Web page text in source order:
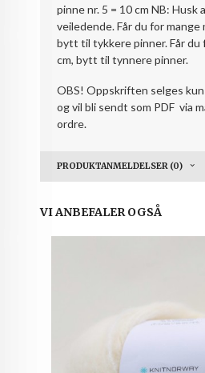
pinne nr. 5 = 10 cm NB: Husk
veiledende. Får du for mange
bytt til tykkere pinner. Får du
cm, bytt til tynnere pinner.
OBS! Oppskriften selges kun
og vil bli sendt som PDF via
ordre.
PRODUKTANMELDELSER (0)
VI ANBEFALER OGSÅ